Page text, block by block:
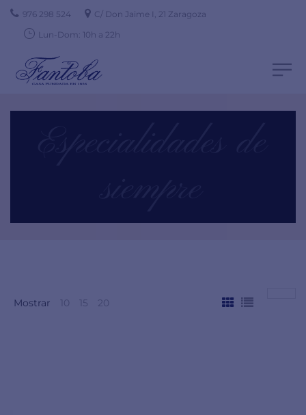
976 298 524
C/ Don Jaime I, 21 Zaragoza
Lun-Dom: 10h a 22h
Mostrar 10 15 20